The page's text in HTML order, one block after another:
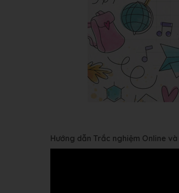
Hướng dẫn Trắc nghiệm Online